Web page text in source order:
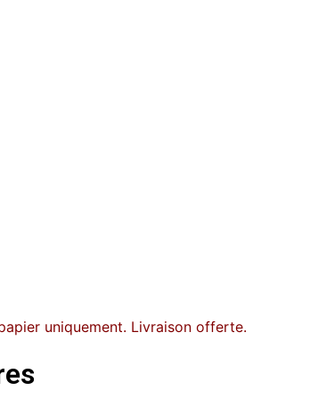
uniquement. Livraison offerte.